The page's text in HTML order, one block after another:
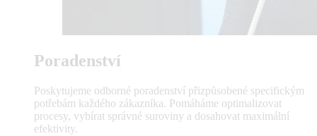
Poradenství
Poskytujeme odborné poradenství přizpůsobené specifickým
potřebám každého zákazníka. Pomáháme optimalizovat
procesy, vybírat správné suroviny a dosahovat maximální
efektivity.